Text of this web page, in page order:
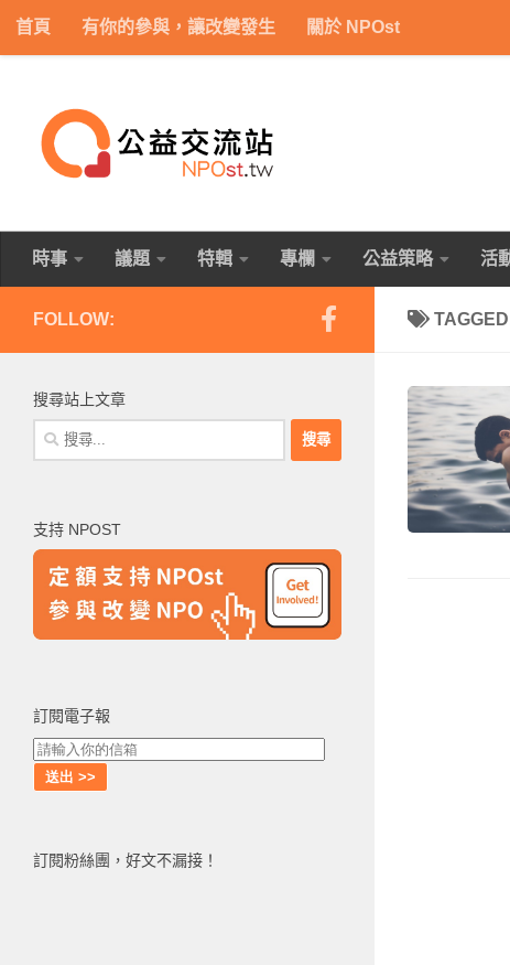
Skip to content
首頁 有你的參與，讓改變發生 關於 NPOst
時事 議題 特輯 專欄 公益策略 活
FOLLOW:
搜尋站上文章
搜
尋
字:
支持 NPOST
訂閱電子報
訂閱粉絲團，好文不漏接！